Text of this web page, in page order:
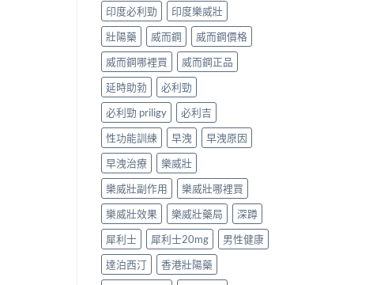
印度必利勁
印度樂威壯
壯陽藥
威而鋼
威而鋼價格
威而鋼哪裡買
威而鋼正品
延時助勃
必利勁
必利勁 priligy
必利吉
性功能訓練
早洩
早洩原因
早洩治療
樂威壯
樂威壯副作用
樂威壯哪裡買
樂威壯效果
樂威壯藥局
深蹲
犀利士
犀利士20mg
男性健康
達泊西汀
香港壯陽藥